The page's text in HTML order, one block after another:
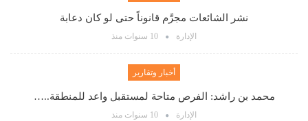
نشر الشائعات مجرَّم قانوناً حتى لو كان دعابة
الإدارة 10 سنوات منذ
أخبار وتقارير
محمد بن راشد: الفرص متاحة لمستقبل واعد للمنطقة..…
الإدارة 10 سنوات منذ